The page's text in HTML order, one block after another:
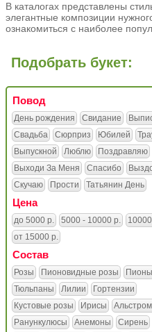
В каталогах представлены
элегантные композиции
ознакомиться с наиболее
Подобрать букет:
Повод
День рождения Свидание
Свадьба
Сюрприз Юбилей
Выпускной
Люблю
Поздравляю
Выходи За Меня
Спасибо
Скучаю
Прости Татьянин День
Цена
до 5000 р. 5000 - 10000 р.
от 15000 р.
Состав
Розы Пионовидные розы
Пионы
Тюльпаны
Лилии
Гортензии
Кустовые розы
Ирисы
Ранункулюсы
Анемоны Сирень